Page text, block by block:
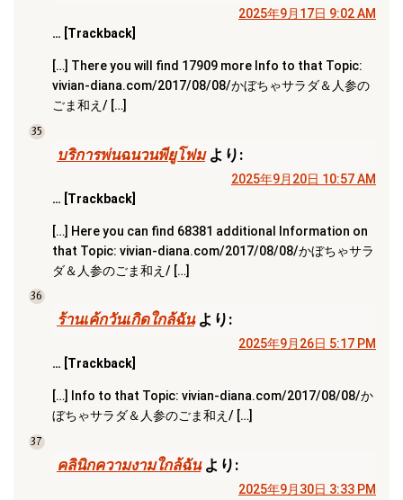
2025年9月17日 9:02 AM
… [Trackback]
[…] There you will find 17909 more Info to that Topic:
vivian-diana.com/2017/08/08/かぼちゃサラダ＆人参の
ごま和え/ […]
35
บริการพ่นฉนวนพียูโฟม より:
2025年9月20日 10:57 AM
… [Trackback]
[…] Here you can find 68381 additional Information on
that Topic: vivian-diana.com/2017/08/08/かぼちゃサラ
ダ＆人参のごま和え/ […]
36
ร้านเค้กวันเกิดใกล้ฉัน より:
2025年9月26日 5:17 PM
… [Trackback]
[…] Info to that Topic: vivian-diana.com/2017/08/08/か
ぼちゃサラダ＆人参のごま和え/ […]
37
คลินิกความงามใกล้ฉัน より:
2025年9月30日 3:33 PM